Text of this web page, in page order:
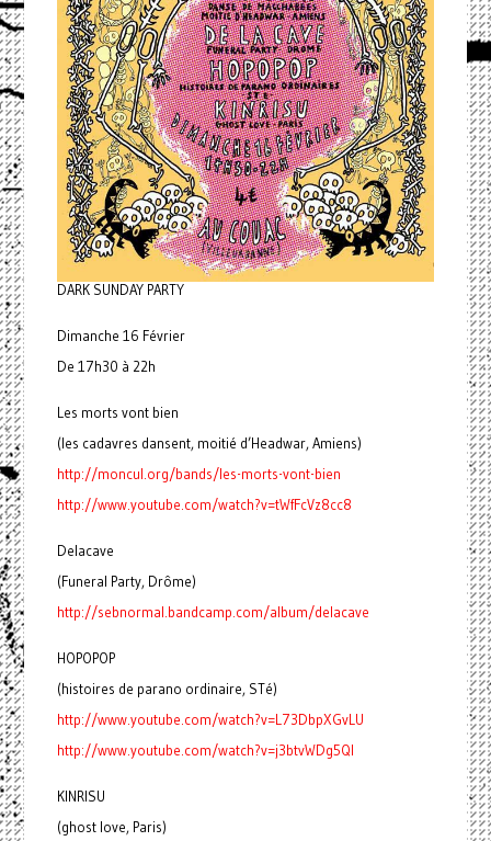
DARK SUNDAY PARTY
Dimanche 16 Février
De 17h30 à 22h
Les morts vont bien
(les cadavres dansent, moitié d’Headwar, Amiens)
http://moncul.org/bands/les-morts-vont-bien
http://www.youtube.com/watch?v=tWfFcVz8cc8
Delacave
(Funeral Party, Drôme)
http://sebnormal.bandcamp.com/album/delacave
HOPOPOP
(histoires de parano ordinaire, STé)
http://www.youtube.com/watch?v=L73DbpXGvLU
http://www.youtube.com/watch?v=j3btvWDg5QI
KINRISU
(ghost love, Paris)